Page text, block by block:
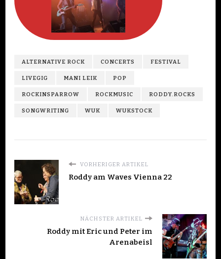
ALTERNATIVE ROCK CONCERTS FESTIVAL
LIVEGIG MANI LEIK POP
ROCKINSPARROW ROCKMUSIC RODDY.ROCKS
SONGWRITING WUK WUKSTOCK
VORHERIGER ARTIKEL
Roddy am Waves Vienna 22
NÄCHSTER ARTIKEL
Roddy mit Eric und Peter im
Arenabeisl